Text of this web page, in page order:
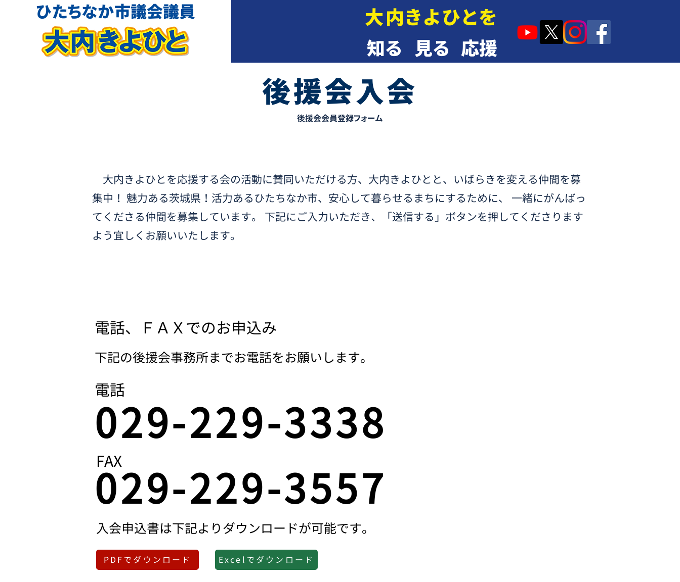
​ひたちなか市議会議員​ 大内きよひとを
知る ​見る 応援
後援会入会
後援会会員登録フォーム
大内きよひとを応援する会の活動に賛同いただける方、大内きよひとと、いばらきを変える仲間を募
集中！ 魅力ある茨城県！活力あるひたちなか市、安心して暮らせるまちにするために、 一緒にがんばっ
てくださる仲間を募集しています。 下記にご入力いただき、「送信する」ボタンを押してくださります
よう宜しくお願いいたします。
電話、ＦＡＸでのお申込み
​下記の後援会事務所までお電話をお願いします。
029-229-3338
電話
029-229-3557
FAX
​入会申込書は下記よりダウンロードが可能です。
PDFでダウンロード Excelでダウンロード